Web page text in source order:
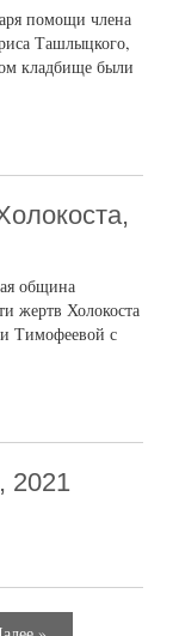
помощи члена
Ташлыцкого,
кладбище были
община
жертв Холокоста
Тимофеевой с
2021